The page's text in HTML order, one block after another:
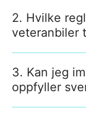
2. Hvilke
veteranbiler
3. Kan jeg
oppfyller